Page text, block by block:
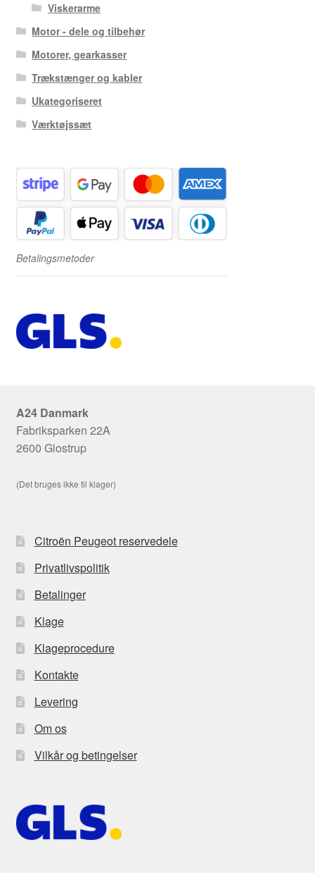
Viskerarme
Motor - dele og tilbehør
Motorer, gearkasser
Trækstænger og kabler
Ukategoriseret
Værktøjssæt
Betalingsmetoder
A24 Danmark
Fabriksparken 22A
2600 Glostrup
(Det bruges ikke til klager)
Citroën Peugeot reservedele
Privatlivspolitik
Betalinger
Klage
Klageprocedure
Kontakte
Levering
Om os
Vilkår og betingelser